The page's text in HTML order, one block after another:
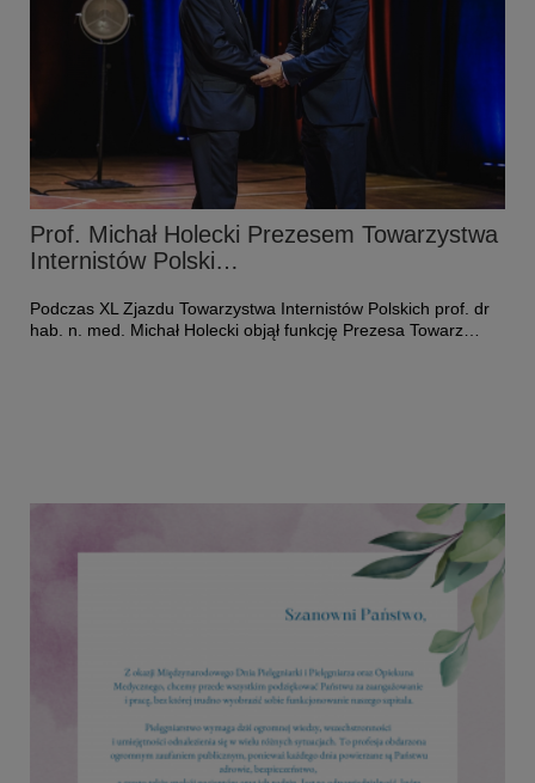
Prof. Michał Holecki Prezesem Towarzystwa
Internistów Polski…
Podczas XL Zjazdu Towarzystwa Internistów Polskich prof. dr
hab. n. med. Michał Holecki objął funkcję Prezesa Towarz…